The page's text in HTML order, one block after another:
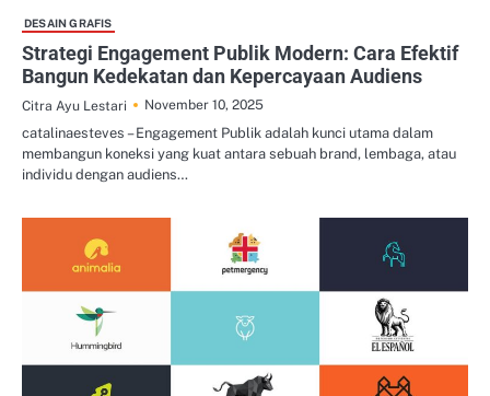
DESAIN GRAFIS
Strategi Engagement Publik Modern: Cara Efektif
Bangun Kedekatan dan Kepercayaan Audiens
Citra Ayu Lestari
November 10, 2025
catalinaesteves – Engagement Publik adalah kunci utama dalam
membangun koneksi yang kuat antara sebuah brand, lembaga, atau
individu dengan audiens…